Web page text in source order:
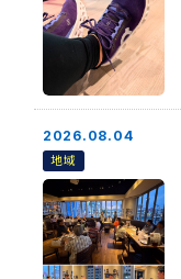
2026.08.04
地域